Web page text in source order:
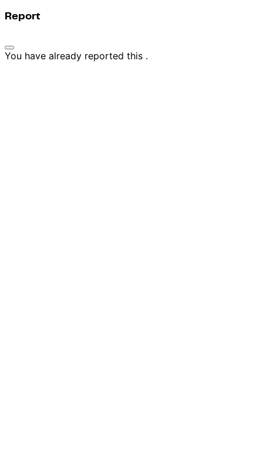
Report
You have already reported this .